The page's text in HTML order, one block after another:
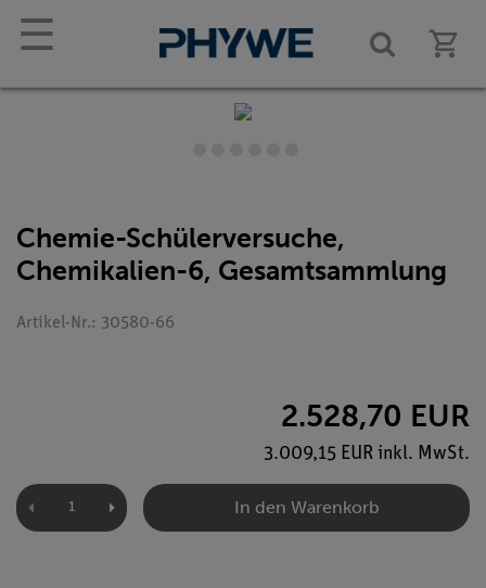
☰
Chemie-Schülerversuche,
Chemikalien-6, Gesamtsammlung
Artikel-Nr.: 30580-66
2.528,70 EUR
3.009,15 EUR inkl. MwSt.
In den Warenkorb